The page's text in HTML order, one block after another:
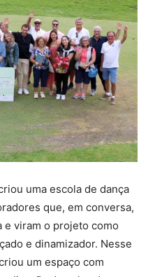
uma escola de dança
que, em conversa,
e viram o projeto como
e dinamizador. Nesse
um espaço com